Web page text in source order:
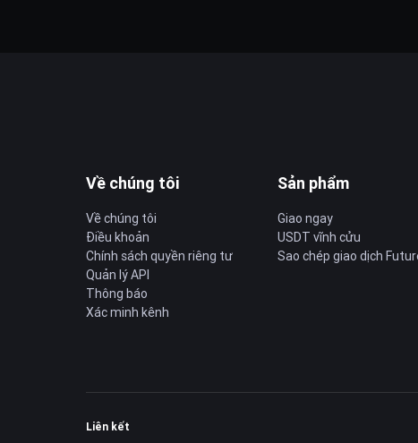
Về chúng tôi
Về chúng tôi
Điều khoản
Chính sách quyền riêng tư
Quản lý API
Thông báo
Xác minh kênh
Sản phẩm
Giao ngay
USDT vĩnh cửu
Sao chép giao dịch
Liên kết